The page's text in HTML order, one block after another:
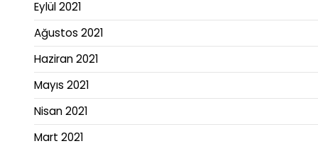
Eylül 2021
Ağustos 2021
Haziran 2021
Mayıs 2021
Nisan 2021
Mart 2021